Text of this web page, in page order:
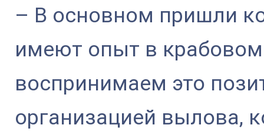
– В основном пришли
имеют опыт в
воспринимаем это
организацией вылова,